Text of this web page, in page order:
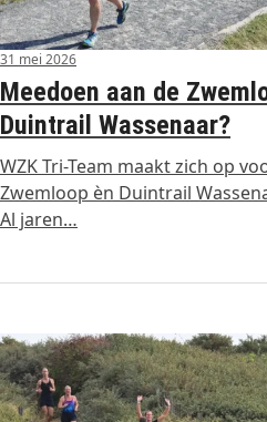
31 mei 2026
Meedoen aan de
Duintrail Wassenaar?
WZK Tri-Team maakt zich op
Zwemloop èn Duintrail
Al jaren…